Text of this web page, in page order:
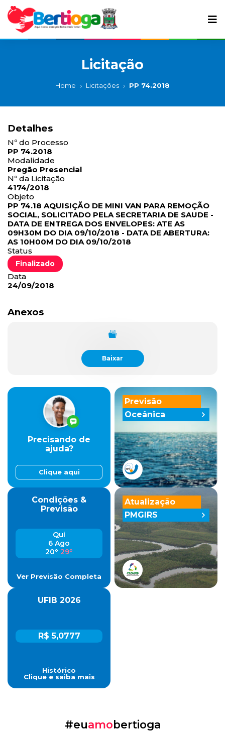
Licitação
Home Licitações PP 74.2018
Detalhes
Nº do Processo
PP 74.2018
Modalidade
Pregão Presencial
Nº da Licitação
4174/2018
Objeto
PP 74.18 AQUISIÇÃO DE MINI VAN PARA REMOÇÃO
SOCIAL, SOLICITADO PELA SECRETARIA DE SAUDE -
DATA DE ENTREGA DOS ENVELOPES: ATE AS
09H30M DO DIA 09/10/2018 - DATA DE ABERTURA:
AS 10H00M DO DIA 09/10/2018
Status
Finalizado
Data
24/09/2018
Anexos
Baixar
Previsão
Oceânica
Precisando de
ajuda?
Clique aqui
Condições &
Previsão
Qui
6 Ago
20º 29º
Ver Previsão Completa
UFIB 2026
R$ 5,0777
Histórico
Clique e saiba mais
Atualização
PMGIRS
#euamobertioga